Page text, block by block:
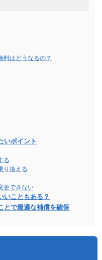
料はどうなるの？
いポイント
る
り換える
更できない
いこともある？
とで最適な補償を確保